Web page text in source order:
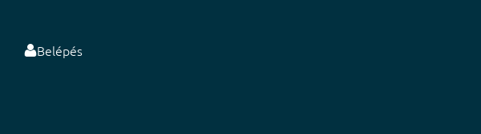
Belépés